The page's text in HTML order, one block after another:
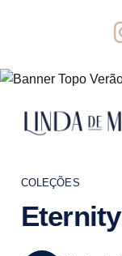
COLEÇÕES
Eternity